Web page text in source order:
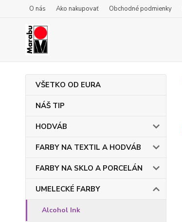
O nás Ako nakupovať Obchodné podmienky
VŠETKO OD EURA
NÁŠ TIP
HODVÁB
FARBY NA TEXTIL A HODVÁB
FARBY NA SKLO A PORCELÁN
UMELECKÉ FARBY
Alcohol Ink